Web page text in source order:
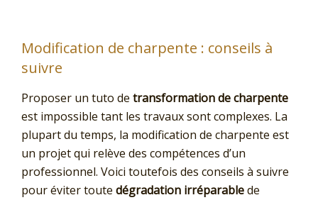
Modification de charpente : conseils à
suivre
Proposer un tuto de transformation de charpente
est impossible tant les travaux sont complexes. La
plupart du temps, la modification de charpente est
un projet qui relève des compétences d’un
professionnel. Voici toutefois des conseils à suivre
pour éviter toute dégradation irréparablede